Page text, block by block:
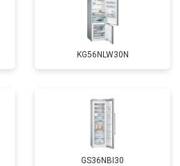
KG56NLW30N
GS36NBI30